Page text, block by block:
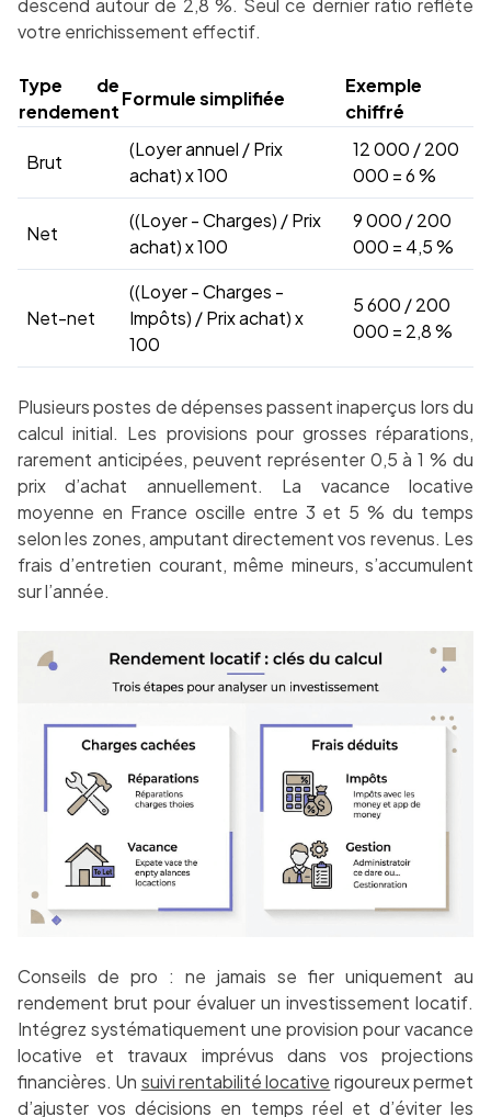
descend autour de 2,8 %. Seul ce dernier ratio reflète
votre enrichissement effectif.
Type de
rendement
Formule simplifiée
Exemple
chiffré
Brut
(Loyer annuel / Prix
achat) x 100
12 000 / 200
000 = 6 %
Net
((Loyer - Charges) / Prix
achat) x 100
9 000 / 200
000 = 4,5 %
Net-net
((Loyer - Charges -
Impôts) / Prix achat) x
100
5 600 / 200
000 = 2,8 %
Plusieurs postes de dépenses passent inaperçus lors du
calcul initial. Les provisions pour grosses réparations,
rarement anticipées, peuvent représenter 0,5 à 1 % du
prix d’achat annuellement. La vacance locative
moyenne en France oscille entre 3 et 5 % du temps
selon les zones, amputant directement vos revenus. Les
frais d’entretien courant, même mineurs, s’accumulent
sur l’année.
Conseils de pro : ne jamais se fier uniquement au
rendement brut pour évaluer un investissement locatif.
Intégrez systématiquement une provision pour vacance
locative et travaux imprévus dans vos projections
financières. Un suivi rentabilité locative rigoureux permet
d’ajuster vos décisions en temps réel et d’éviter les